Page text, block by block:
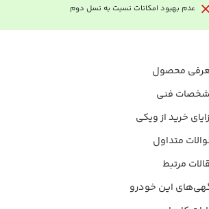
عدم بهبود امکانات نسبت به نسل دوم
محصول
فنی
خرید از ویکی
متداول
مرتبط
این خودرو